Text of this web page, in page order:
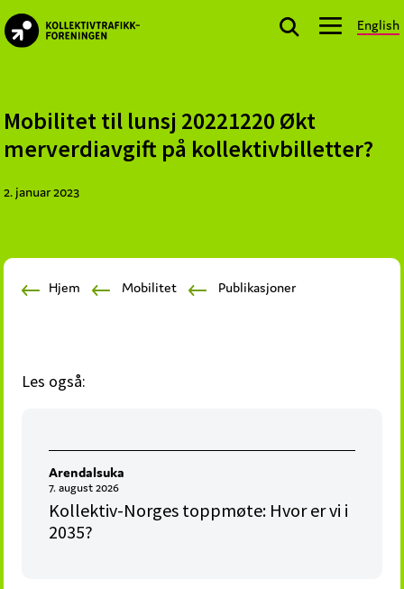
Skip
to
Skip
to
Skip
to
English
offentlige
aktører
planlegger,
kollektivtrafikk-
Mobilitet til lunsj 20221220 Økt
merverdiavgift på kollektivbilletter?
2. januar 2023
Hjem Mobilitet Publikasjoner
Les også:
Arendalsuka
7. august 2026
Kollektiv-Norges toppmøte: Hvor er vi i
2035?